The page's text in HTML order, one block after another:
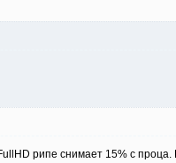
рипе снимает 15% с